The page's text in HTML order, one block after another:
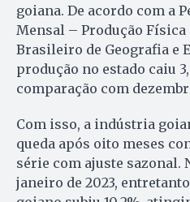
goiana. De acordo com a
Mensal – Produção
Brasileiro de Geografia e
produção no estado caiu
comparação com
Com isso, a indústria
queda após oito meses
série com ajuste sazonal.
janeiro de 2023,